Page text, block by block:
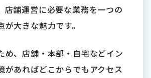
店舗運営に必要な業務を一つの
大きな魅力です。
め、店舗・本部・自宅などイン
があればどこからでもアクセス